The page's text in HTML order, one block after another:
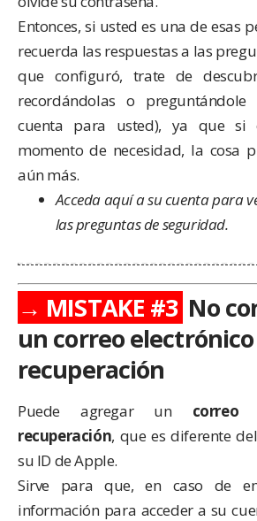
Entonces, si usted es una de esas
recuerda las respuestas a las
que configuró, trate de
recordándolas o
cuenta para usted), ya que si
momento de necesidad, la cosa
aún más.
Acceda aquía su cuenta para
las preguntas de seguridad.
→ MISTAKE #3 No
un correo
recuperación
Puede agregar un correo
recuperación, que es diferente
su ID de Apple.
Sirve para que, en caso de
información para acceder a su